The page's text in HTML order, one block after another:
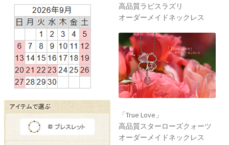
高品質ラピスラズリ
オーダーメイドネックレス
「True Love」
高品質スターローズクォーツ
オーダーメイドネックレス